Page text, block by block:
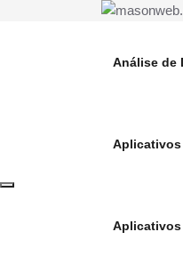
Análise de
Aplicativos
Aplicativos